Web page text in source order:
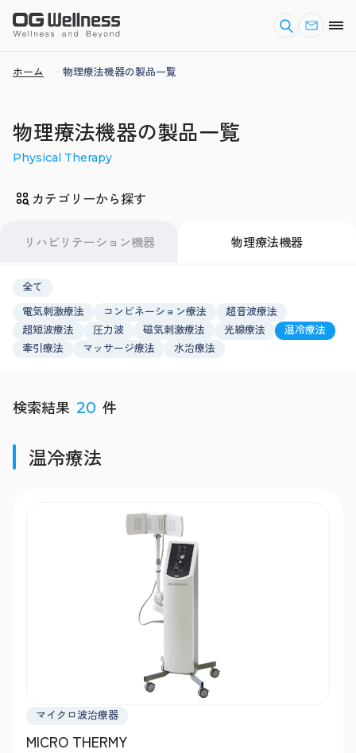
ホーム 物理療法機器の製品一覧
物理療法機器の製品一覧
Physical Therapy
カテゴリーから探す
リハビリテーション機器 物理療法機器
全て
電気刺激療法
コンビネーション療法
超音波療法
超短波療法
圧力波 磁気刺激療法 光線療法
温冷療法
牽引療法
マッサージ療法 水治療法
検索結果 20 件
温冷療法
マイクロ波治療器
MICRO THERMY